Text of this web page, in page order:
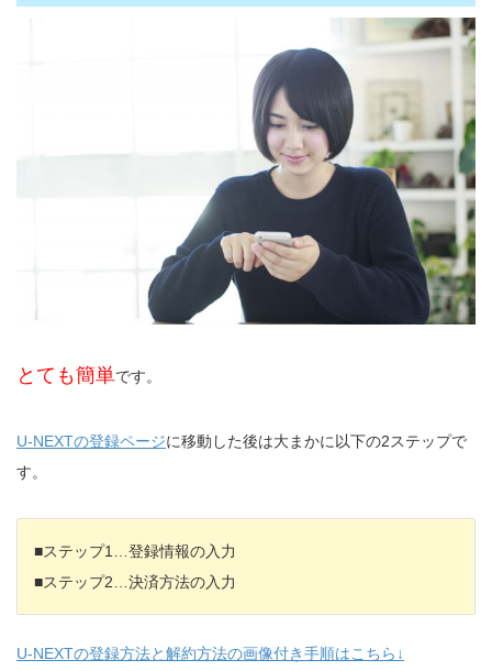
とても簡単です。
U-NEXTの登録ページに移動した後は大まかに以下の2ステップで
す。
■ステップ1…登録情報の入力
■ステップ2…決済方法の入力
U-NEXTの登録方法と解約方法の画像付き手順はこちら↓